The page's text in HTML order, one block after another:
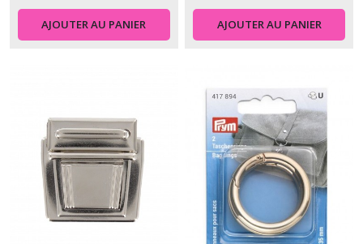
AJOUTER AU PANIER AJOUTER AU PANIER